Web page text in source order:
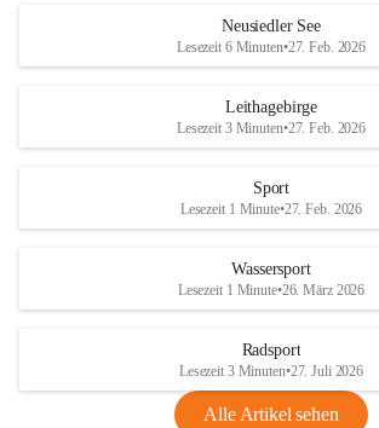
S
und den daraus folgenden wirtschaftlichen
Maßnahmen zur Bekämpfung
Rebe und der Amerikanischen
Anhang VBl. EU Nr. 18
1 Seite•1,4 MB
VBl. EU Nr. 18_2026
r
S
Neusiedler See
Lesezeit 6 Minuten•27. Feb. 2026
Leithagebirge
Lesezeit 3 Minuten•27. Feb. 2026
Sport
Lesezeit 1 Minute•27. Feb. 2026
Wassersport
Lesezeit 1 Minute•26. März 2026
Radsport
Lesezeit 3 Minuten•27. Juli 2026
Alle Artikel sehen